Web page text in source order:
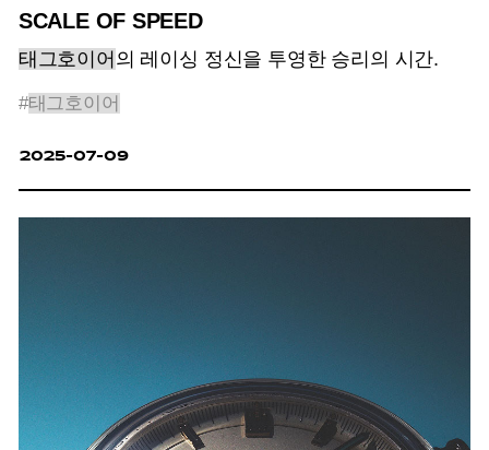
SCALE OF SPEED
태그호이어 의 레이싱 정신을 투영한 승리의 시간.
#태그호이어
2025-07-09